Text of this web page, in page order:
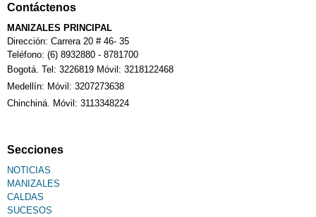
Calendario Tributario
Sudoku
Contáctenos
MANIZALES PRINCIPAL
Dirección: Carrera 20 # 46- 35
Teléfono: (6) 8932880 - 8781700
Bogotá. Tel: 3226819 Móvil: 3218122468
Medellín: Móvil: 3207273638
Chinchiná. Móvil: 3113348224
Secciones
NOTICIAS
MANIZALES
CALDAS
SUCESOS